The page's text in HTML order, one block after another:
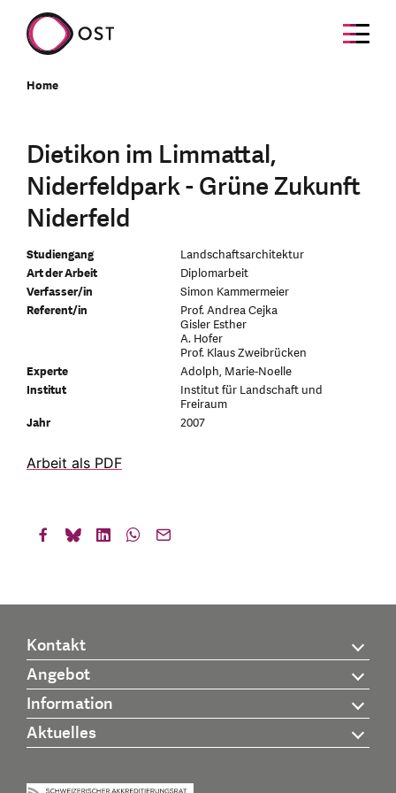
Home
Dietikon im Limmattal,
Niderfeldpark - Grüne Zukunft
Niderfeld
Studiengang
Landschaftsarchitektur
Art der Arbeit
Diplomarbeit
Verfasser/in
Simon Kammermeier
Referent/in
Prof. Andrea Cejka
Gisler Esther
A. Hofer
Prof. Klaus Zweibrücken
Experte
Adolph, Marie-Noelle
Institut
Institut für Landschaft und
Freiraum
Jahr
2007
Arbeit als PDF
Kontakt
Angebot
Information
Aktuelles